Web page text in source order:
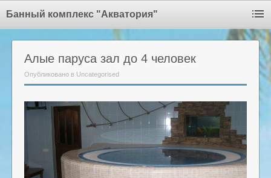
Банный комплекс "Акватория"
Алые паруса зал до 4 человек
Опубликовано в Uncategorised